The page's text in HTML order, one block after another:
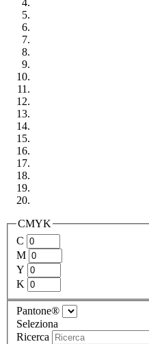
CMYK
C
M
Y
K
Pantone®
Seleziona
Ricerca